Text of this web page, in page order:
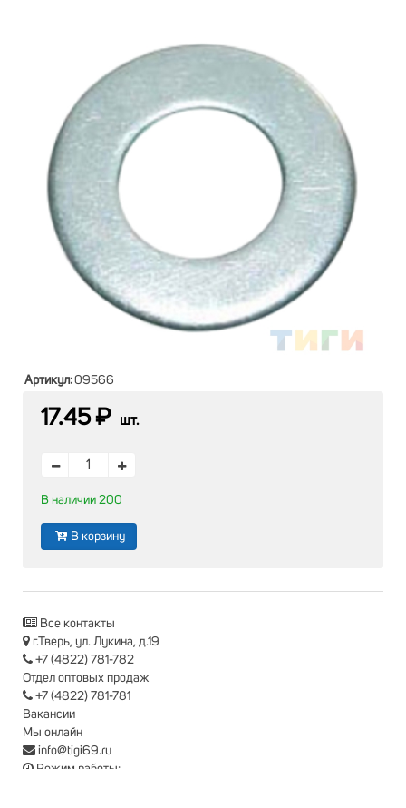
Артикул:09566
17.45 ₽ шт.
В наличии 200
В корзину
Все контакты
г.Тверь, ул. Лукина, д.19
+7 (4822) 781-782
Отдел оптовых продаж
+7 (4822) 781-781
Вакансии
Мы онлайн
info@tigi69.ru
Режим работы: